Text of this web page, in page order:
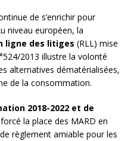
de s’enrichir pour
niveau européen, la
ligne des litiges (RLL) mise
2013 illustre la volonté
alternatives dématérialisées,
de la consommation.
2018-2022 et de
la place des MARD en
règlement amiable pour les